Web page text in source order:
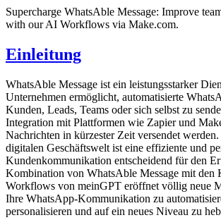
Supercharge WhatsAble Message: Improve
with our AI Workflows via Make.com.
Einleitung
WhatsAble Message ist ein leistungsstarker
Unternehmen ermöglicht, automatisierte
Kunden, Leads, Teams oder sich selbst zu
Integration mit Plattformen wie Zapier und
Nachrichten in kürzester Zeit versendet
digitalen Geschäftswelt ist eine effiziente und
Kundenkommunikation entscheidend für den
Kombination von WhatsAble Message mit den
Workflows von meinGPT eröffnet völlig neue
Ihre WhatsApp-Kommunikation zu
personalisieren und auf ein neues Niveau zu